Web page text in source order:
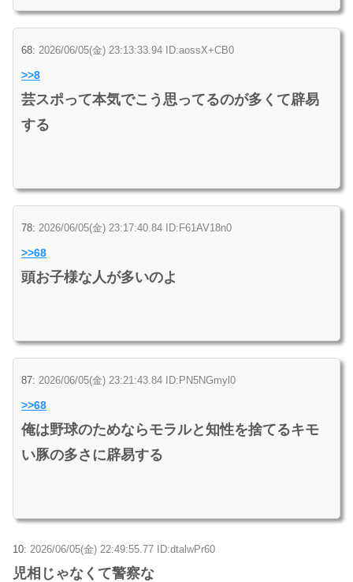
68: 2026/06/05(金) 23:13:33.94 ID:aossX+CB0
>>8
芸スポって本気でこう思ってるのが多くて辟易
する
78: 2026/06/05(金) 23:17:40.84 ID:F61AV18n0
>>68
頭お子様な人が多いのよ
87: 2026/06/05(金) 23:21:43.84 ID:PN5NGmyl0
>>68
俺は野球のためならモラルと知性を捨てるキモ
い豚の多さに辟易する
10: 2026/06/05(金) 22:49:55.77 ID:dtalwPr60
児相じゃなくて警察な